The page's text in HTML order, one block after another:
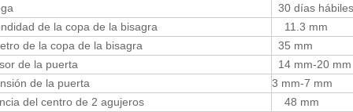
30 días hábiles
de la copa de la bisagra
11.3 mm
de la copa de la bisagra
35 mm
de la puerta
14 mm-20 mm
de la puerta
3 mm-7 mm
del centro de 2 agujeros
48 mm